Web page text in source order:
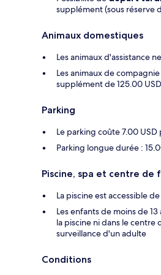
supplément (sous réserve
Animaux domestiques
Les animaux d'assistance
Les animaux de
supplément de 125.00
Parking
Le parking coûte 7.00 USD
Parking longue durée :
Piscine, spa et centre de
La piscine est accessible
Les enfants de moins de
la piscine ni dans le centre
surveillance d'un adulte
Conditions